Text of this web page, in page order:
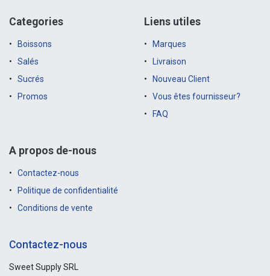
Categories
Boissons
Salés
Sucrés
Promos
Liens utiles
Marques
Livraison
Nouveau Client
Vous êtes fournisseur?
FAQ
A propos de-nous
Contactez-nous
Politique de confidentialité
Conditions de vente
Contactez-nous
Sweet Supply SRL